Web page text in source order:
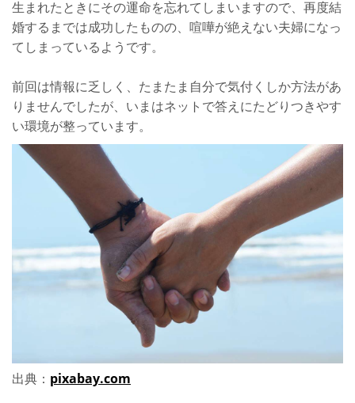
生まれたときにその運命を忘れてしまいますので、再度結
婚するまでは成功したものの、喧嘩が絶えない夫婦になっ
てしまっているようです。
前回は情報に乏しく、たまたま自分で気付くしか方法があ
りませんでしたが、いまはネットで答えにたどりつきやす
い環境が整っています。
出典： pixabay.com